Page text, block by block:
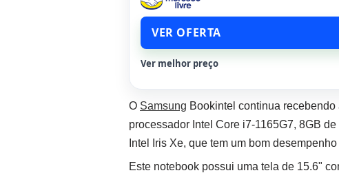
VER OFERTA
Ver melhor preço
O Samsung Bookintel continua
processador Intel Core i7-1165G7, 8GB
Intel Iris Xe, que tem um bom
Este notebook possui uma tela de 15.6"